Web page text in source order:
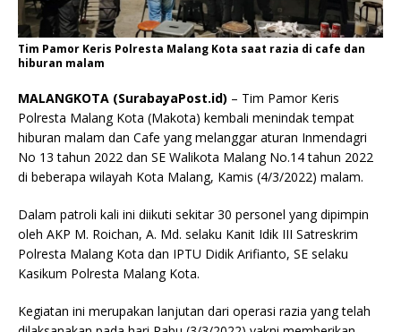
Tim Pamor Keris Polresta Malang Kota saat razia di cafe dan
hiburan malam
MALANGKOTA (SurabayaPost.id) – Tim Pamor Keris
Polresta Malang Kota (Makota) kembali menindak tempat
hiburan malam dan Cafe yang melanggar aturan Inmendagri
No 13 tahun 2022 dan SE Walikota Malang No.14 tahun 2022
di beberapa wilayah Kota Malang, Kamis (4/3/2022) malam.
Dalam patroli kali ini diikuti sekitar 30 personel yang dipimpin
oleh AKP M. Roichan, A. Md. selaku Kanit Idik III Satreskrim
Polresta Malang Kota dan IPTU Didik Arifianto, SE selaku
Kasikum Polresta Malang Kota.
Kegiatan ini merupakan lanjutan dari operasi razia yang telah